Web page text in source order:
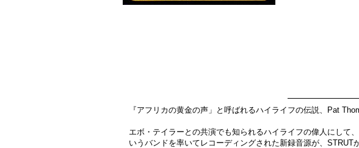
『アフリカの黄金の声」と呼ばれるハイライフの伝説、Pat
エボ・テイラーとの共演でも知られるハイライフの偉人にして
いうバンドを率いてレコーディングされた新録音源が、STRUT